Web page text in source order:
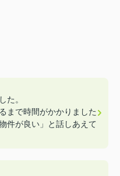
た。
まで時間がかかりました
件が良い」と話しあえて